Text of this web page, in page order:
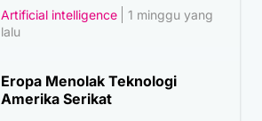
Artificial intelligence
1 minggu yang
lalu
Eropa Menolak Teknologi
Amerika Serikat